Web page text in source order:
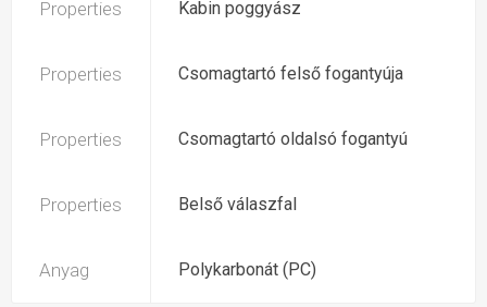
Properties Kabin poggyász
Properties Csomagtartó felső fogantyúja
Properties Csomagtartó oldalsó fogantyú
Properties Belső válaszfal
Anyag Polykarbonát (PC)